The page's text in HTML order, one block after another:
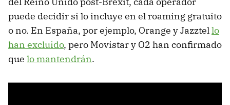
puede decidir si lo incluye en el roaming gratuito
o no. En España, por ejemplo, Orange y Jazztello
han excluido, pero Movistar y O2 han confirmado
que lo mantendrán.